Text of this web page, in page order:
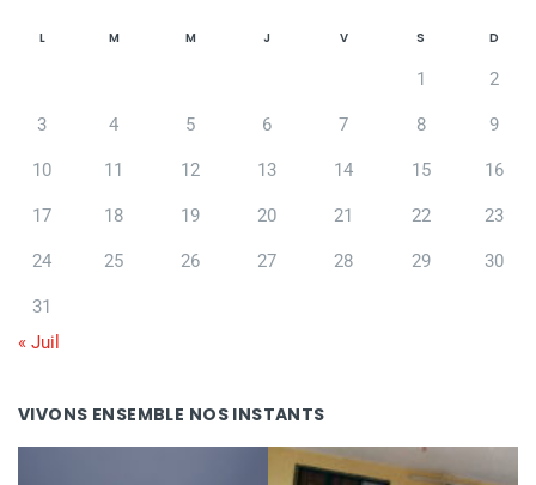
L M M J V S D
1 2
3 4 5 6 7 8 9
10 11 12 13 14 15 16
17 18 19 20 21 22 23
24 25 26 27 28 29 30
31
« Juil
VIVONS ENSEMBLE NOS INSTANTS